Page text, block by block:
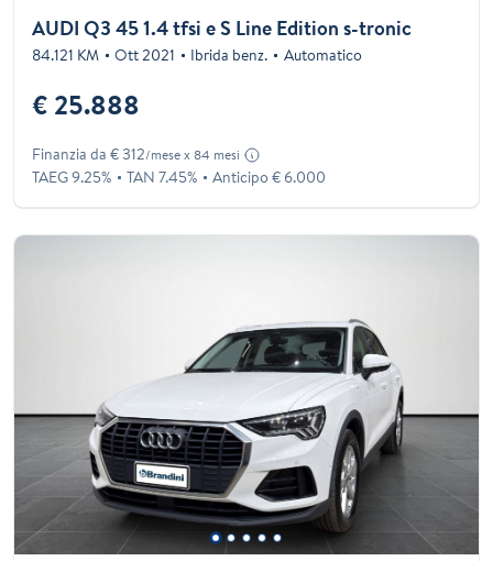
AUDI Q3 45 1.4 tfsi e S Line Edition s-tronic
84.121 KM Ott 2021 Ibrida benz. Automatico
€ 25.888
Finanzia da € 312/mese x 84 mesi
TAEG 9.25% TAN 7.45% Anticipo € 6.000